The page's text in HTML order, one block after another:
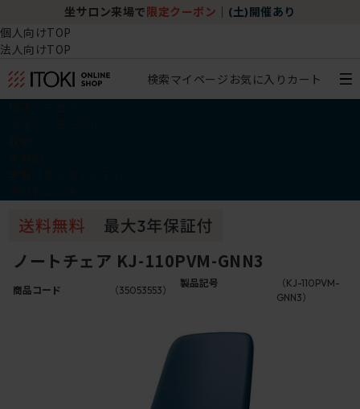
坐サロン来場で 限定クーポン (土)開催あり
個人向けTOP
法人向けTOP
検索マイページ お気に入り カート
ノートチェア KJ-110PVM-GNN3
商品コード （35053553）
製品記号
（KJ-110PVM-
GNN3）